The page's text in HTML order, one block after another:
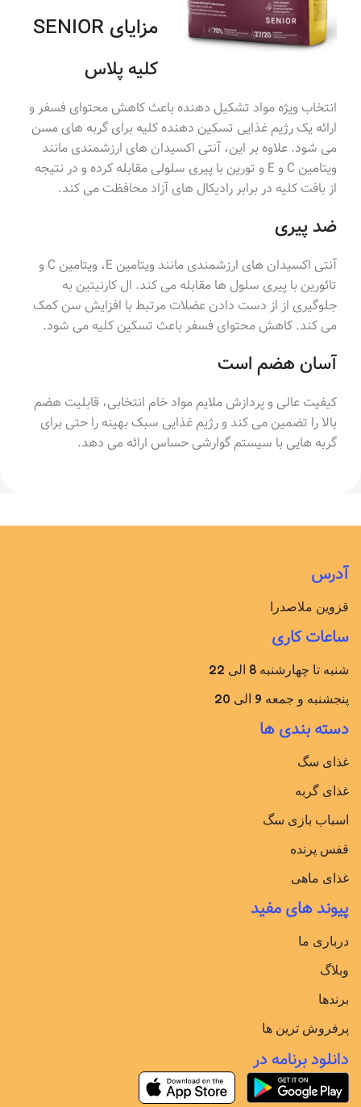
مزایای SENIOR
کلیه پلاس
انتخاب ویژه مواد تشکیل دهنده باعث کاهش محتوای فسفر و
ارائه یک رژیم غذایی تسکین دهنده کلیه برای گربه های مسن
می شود. علاوه بر این، آنتی اکسیدان های ارزشمندی مانند
ویتامین C و E و تورین با پیری سلولی مقابله کرده و در نتیجه
از بافت کلیه در برابر رادیکال های آزاد محافظت می کند.
ضد پیری
آنتی اکسیدان های ارزشمندی مانند ویتامین E، ویتامین C و
تائورین با پیری سلول ها مقابله می کند. ال کارنیتین به
جلوگیری از از دست دادن عضلات مرتبط با افزایش سن کمک
می کند. کاهش محتوای فسفر باعث تسکین کلیه می شود.
آسان هضم است
کیفیت عالی و پردازش ملایم مواد خام انتخابی، قابلیت هضم
بالا را تضمین می کند و رژیم غذایی سبک بهینه را حتی برای
گربه هایی با سیستم گوارشی حساس ارائه می دهد.
آدرس
قزوین ملاصدرا
ساعات کاری
شنبه تا چهارشنبه 8 الی 22
پنجشنبه و جمعه 9 الی 20
دسته بندی ها
غذای سگ
غذای گربه
اسباب بازی سگ
قفس پرنده
غذای ماهی
پیوند های مفید
درباری ما
وبلاگ
برندها
پرفروش ترین ها
دانلود برنامه در